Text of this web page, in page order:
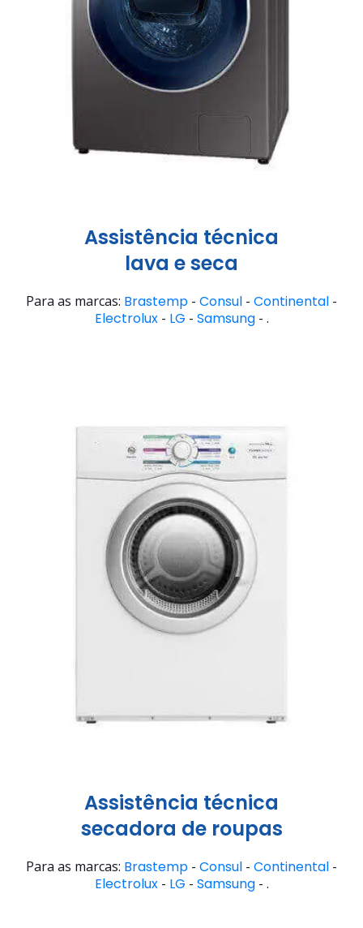
Assistência técnica
lava e seca
Para as marcas: Brastemp - Consul - Continental -
Electrolux- LG - Samsung- .
Assistência técnica
secadora de roupas
Para as marcas: Brastemp - Consul - Continental -
Electrolux- LG - Samsung- .